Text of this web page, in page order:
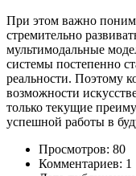
При этом важно
стремительно
мультимодальные
системы постепенно
реальности. Поэтому
возможности
только текущие
успешной работы в
Просмотров: 80
Комментариев: 1